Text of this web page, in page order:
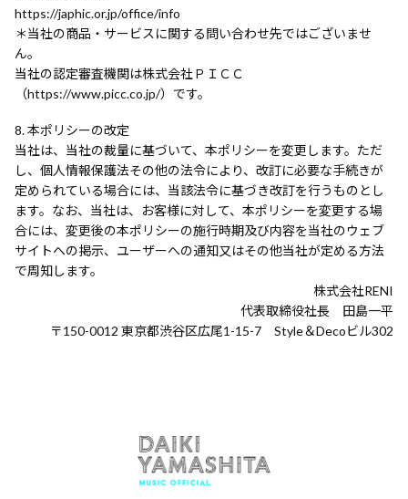
https://japhic.or.jp/office/info
＊当社の商品・サービスに関する問い合わせ先ではございませ
ん。
当社の認定審査機関は株式会社ＰＩＣＣ
（https://www.picc.co.jp/）です。
本ポリシーの改定
当社は、当社の裁量に基づいて、本ポリシーを変更します。ただ
し、個人情報保護法その他の法令により、改訂に必要な手続きが
定められている場合には、当該法令に基づき改訂を行うものとし
ます。なお、当社は、お客様に対して、本ポリシーを変更する場
合には、変更後の本ポリシーの施行時期及び内容を当社のウェブ
サイトへの掲示、ユーザーへの通知又はその他当社が定める方法
で周知します。
株式会社RENI
代表取締役社長 田島一平
〒150-0012 東京都渋谷区広尾1-15-7 Style＆Decoビル302